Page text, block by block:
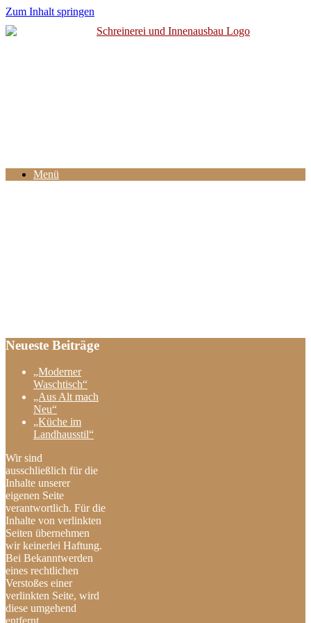
Zum Inhalt springen
Menü
Neueste Beiträge
„Moderner
Waschtisch“
„Aus Alt mach
Neu“
„Küche im
Landhausstil“
Wir sind
ausschließlich für die
Inhalte unserer
eigenen Seite
verantwortlich. Für die
Inhalte von verlinkten
Seiten übernehmen
wir keinerlei Haftung.
Bei Bekanntwerden
eines rechtlichen
Verstoßes einer
verlinkten Seite, wird
diese umgehend